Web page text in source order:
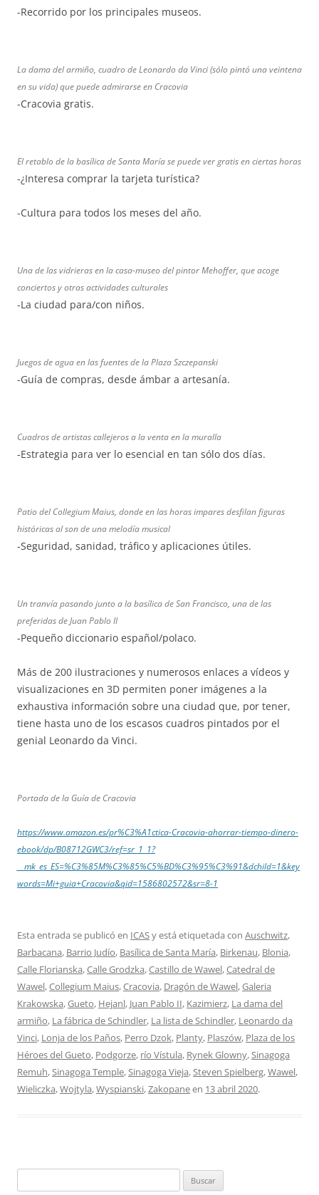
-Recorrido por los principales museos.
La dama del armiño, cuadro de Leonardo da Vinci (sólo pintó una veintena
en su vida) que puede admirarse en Cracovia
-Cracovia gratis.
El retablo de la basílica de Santa María se puede ver gratis en ciertas horas
-¿Interesa comprar la tarjeta turística?
-Cultura para todos los meses del año.
Una de las vidrieras en la casa-museo del pintor Mehoffer, que acoge
conciertos y otras actividades culturales
-La ciudad para/con niños.
Juegos de agua en las fuentes de la Plaza Szczepanski
-Guía de compras, desde ámbar a artesanía.
Cuadros de artistas callejeros a la venta en la muralla
-Estrategia para ver lo esencial en tan sólo dos días.
Patio del Collegium Maius, donde en las horas impares desfilan figuras
históricas al son de una melodía musical
-Seguridad, sanidad, tráfico y aplicaciones útiles.
Un tranvía pasando junto a la basílica de San Francisco, una de las
preferidas de Juan Pablo II
-Pequeño diccionario español/polaco.
Más de 200 ilustraciones y numerosos enlaces a vídeos y
visualizaciones en 3D permiten poner imágenes a la
exhaustiva información sobre una ciudad que, por tener,
tiene hasta uno de los escasos cuadros pintados por el
genial Leonardo da Vinci.
Portada de la Guía de Cracovia
https://www.amazon.es/pr%C3%A1ctica-Cracovia-ahorrar-tiempo-dinero-
ebook/dp/B08712GWC3/ref=sr_1_1?
__mk_es_ES=%C3%85M%C3%85%C5%BD%C3%95%C3%91&dchild=1&key
words=Mi+guia+Cracovia&qid=1586802572&sr=8-1
Esta entrada se publicó en ICASy está etiquetada con Auschwitz,
Barbacana, Barrio Judío, Basílica de Santa María, Birkenau, Blonia,
Calle Florianska,Calle Grodzka,Castillo de Wawel,Catedral de
Wawel,Collegium Maius,Cracovia, Dragón de Wawel,Galeria
Krakowska,Gueto, Hejanl, Juan Pablo II, Kazimierz, La dama del
armiño, La fábrica de Schindler, La lista de Schindler, Leonardo da
Vinci, Lonja de los Paños, Perro Dzok, Planty, Plaszów, Plaza de los
Héroes del Gueto, Podgorze, río Vístula, Rynek Glowny,Sinagoga
Remuh,Sinagoga Temple,Sinagoga Vieja,Steven Spielberg,Wawel,
Wieliczka,Wojtyla,Wyspianski,Zakopaneen 13 abril 2020.